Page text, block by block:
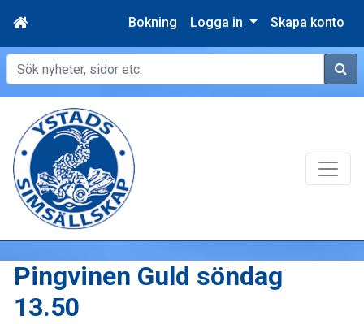
Bokning Logga in Skapa konto
Sök
Pingvinen Guld söndag
13.50